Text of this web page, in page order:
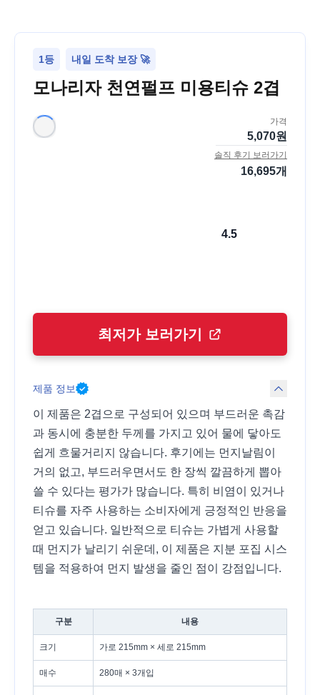
1등 내일 도착 보장 🚀
모나리자 천연펄프 미용티슈 2겹
가격
5,070원
솔직 후기 보러가기
16,695개
4.5
최저가 보러가기
제품 정보
이 제품은 2겹으로 구성되어 있으며 부드러운 촉감
과 동시에 충분한 두께를 가지고 있어 물에 닿아도
쉽게 흐물거리지 않습니다. 후기에는 먼지날림이
거의 없고, 부드러우면서도 한 장씩 깔끔하게 뽑아
쓸 수 있다는 평가가 많습니다. 특히 비염이 있거나
티슈를 자주 사용하는 소비자에게 긍정적인 반응을
얻고 있습니다. 일반적으로 티슈는 가볍게 사용할
때 먼지가 날리기 쉬운데, 이 제품은 지분 포집 시스
템을 적용하여 먼지 발생을 줄인 점이 강점입니다.
구분 내용
크기 가로 215mm × 세로 215mm
매수 280매 × 3개입